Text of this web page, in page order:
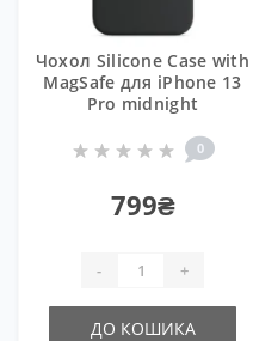
Чохол Silicone Case with
MagSafe для iPhone 13
Pro midnight
0
799₴
- +
ДО КОШИКА